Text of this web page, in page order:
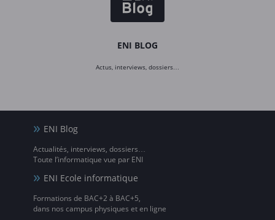
ENI BLOG
Actus, interviews, dossiers…
ENI Blog
Actualités, interviews, dossiers…
Toute l’informatique vue par ENI
ENI Ecole informatique
Formations de BAC+2 à BAC+5,
dans nos campus physiques et en ligne